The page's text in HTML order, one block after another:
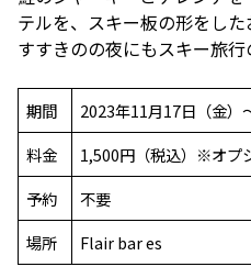
テルを、スキー板の形をした
すすきのの夜にもスキー旅
期間
2023年11月17日（金）
料金
1,500円（税込）※オプ
予約
不要
場所
Flair bar es